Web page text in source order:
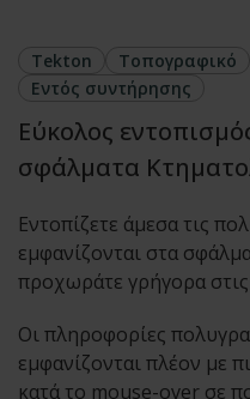
Tekton Τοπογραφικό
Εντός συντήρησης
Εύκολος
σφάλματα
Εντοπίζετε άμεσα τις
εμφανίζονται στα
προχωράτε γρήγορα
Οι πληροφορίες
εμφανίζονται πλέον με
κατά το mouse-over σε